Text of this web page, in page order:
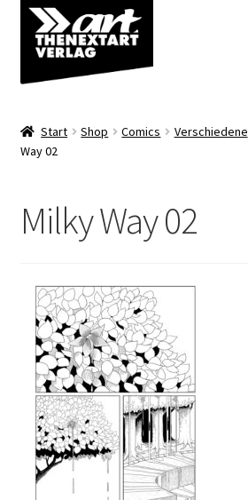
Zur
Navigation
springen
Zum
Inhalt
springen
Shop
Start Shop Comics Verschiedene
Way 02
Milky Way 02